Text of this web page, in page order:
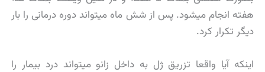
هفته انجام میشود. پس از شش ماه میتواند دوره درمانی را بار
دیگر تکرار کرد.
اینکه آیا واقعا تزریق ژل به داخل زانو میتواند درد بیمار را